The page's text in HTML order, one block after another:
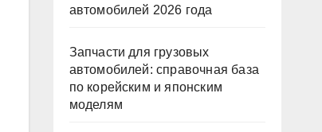
автомобилей 2026 года
Запчасти для грузовых
автомобилей: справочная база
по корейским и японским
моделям